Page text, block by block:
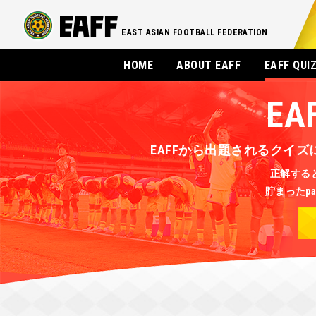
EAST ASIAN FOOTBALL FEDERATION
HOME ABOUT EAFF EAFF
EAFFから出題されるクイ
正解する
貯まった